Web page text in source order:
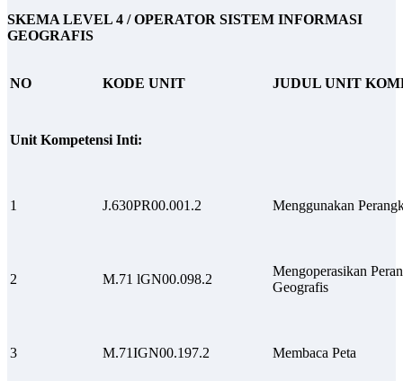
SKEMA LEVEL 4 /OPERATOR SISTEM INFORMASI
GEOGRAFIS
NO KODE UNIT JUDUL UNIT
Unit Kompetensi Inti:
1 J.630PR00.001.2 Menggunakan
2 M.71 lGN00.098.2
Mengoperasikan
Geografis
3 M.71IGN00.197.2 Membaca Peta